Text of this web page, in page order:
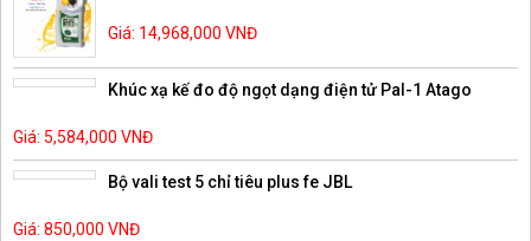
Giá: 14,968,000 VNĐ
Khúc xạ kế đo độ ngọt dạng điện tử Pal-1 Atago
Giá: 5,584,000 VNĐ
Bộ vali test 5 chỉ tiêu plus fe JBL
Giá: 850,000 VNĐ